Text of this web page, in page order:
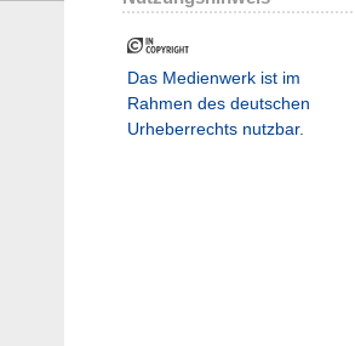
Das Medienwerk ist im
Rahmen des deutschen
Urheberrechts nutzbar.